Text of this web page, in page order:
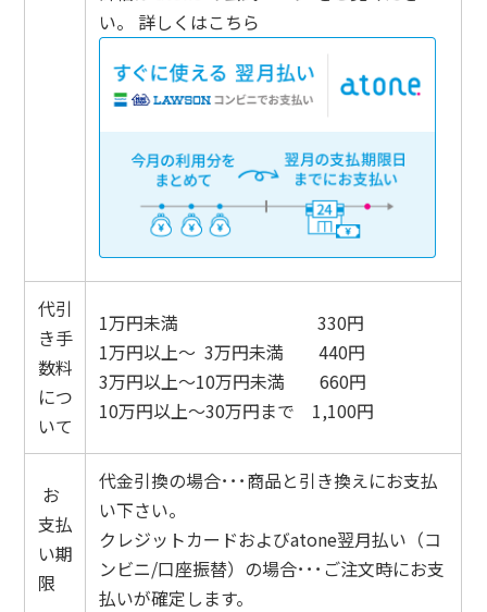
い。 詳しくはこちら
代引
き手
数料
につ
いて
1万円未満 330円
1万円以上～ 3万円未満 440円
3万円以上～10万円未満 660円
10万円以上～30万円まで 1,100円
お
支払
い期
限
代金引換の場合･･･商品と引き換えにお支払
い下さい。
クレジットカードおよびatone翌月払い（コ
ンビニ/口座振替）の場合･･･ご注文時にお支
払いが確定します。